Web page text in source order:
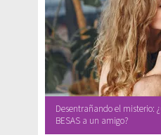
Desentrañando el misterio:
BESAS a un amigo?